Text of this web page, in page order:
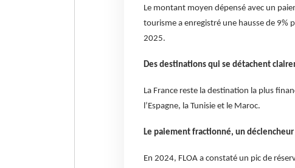
Le montant moyen dépensé avec un
tourisme a enregistré une hausse de 9%
2025.
Des destinations qui se détachent
La France reste la destination la plus
l’Espagne, la Tunisie et le Maroc.
Le paiement fractionné, un déclencheur
En 2024, FLOA a constaté un pic de